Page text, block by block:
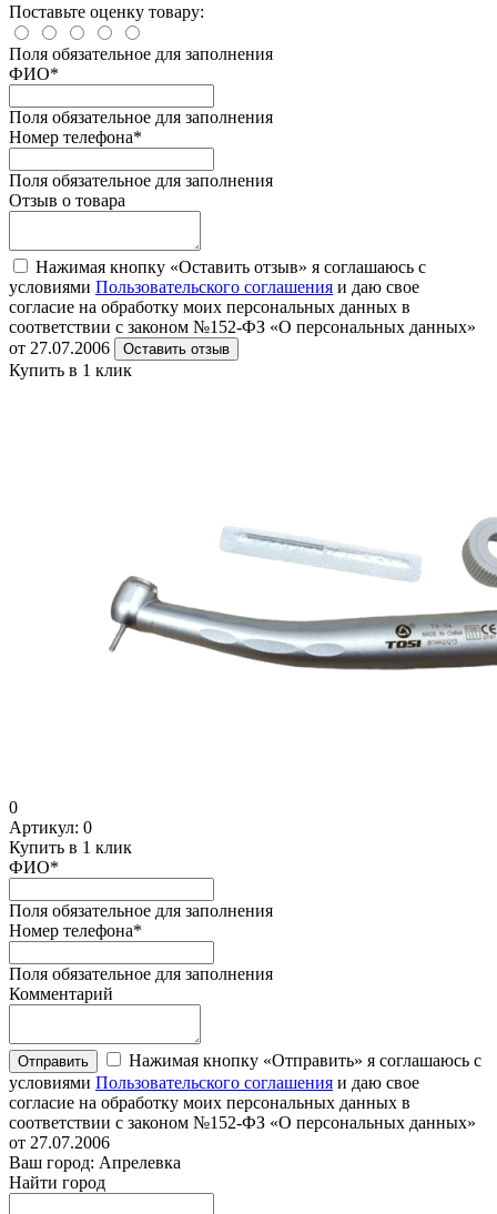
Поставьте оценку товару:
Поля обязательное для заполнения
ФИО*
Поля обязательное для заполнения
Номер телефона*
Поля обязательное для заполнения
Отзыв о товара
Нажимая кнопку «Оставить отзыв» я соглашаюсь с
условиями Пользовательского соглашения и даю свое
согласие на обработку моих персональных данных в
соответствии с законом №152-ФЗ «О персональных данных»
от 27.07.2006
Оставить отзыв
Купить в 1 клик
0
Артикул: 0
Купить в 1 клик
ФИО*
Поля обязательное для заполнения
Номер телефона*
Поля обязательное для заполнения
Комментарий
Отправить
Нажимая кнопку «Отправить» я соглашаюсь с
условиями Пользовательского соглашения и даю свое
согласие на обработку моих персональных данных в
соответствии с законом №152-ФЗ «О персональных данных»
от 27.07.2006
Ваш город: Апрелевка
Найти город